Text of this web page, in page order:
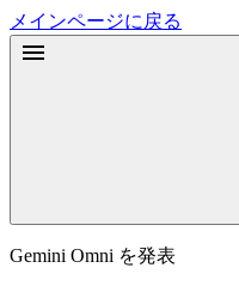
メインページに戻る
Gemini Omni を発表